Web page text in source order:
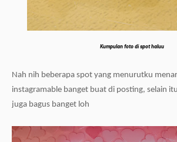
Kumpulan foto di spot haluu
Nah nih beberapa spot yang menurutku
instagramable banget buat di posting, selain
juga bagus banget loh